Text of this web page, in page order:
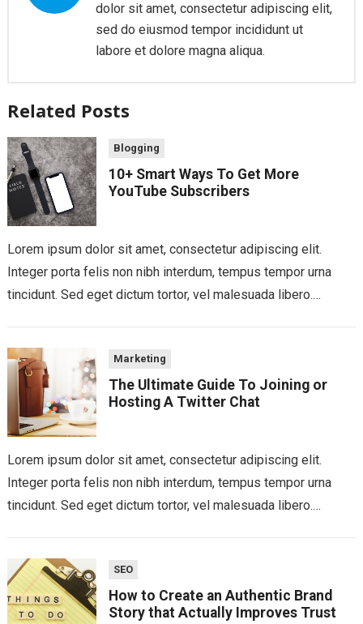
dolor sit amet, consectetur adipiscing elit,
sed do eiusmod tempor incididunt ut
labore et dolore magna aliqua.
Related Posts
Blogging
10+ Smart Ways To Get More
YouTube Subscribers
Lorem ipsum dolor sit amet, consectetur adipiscing elit.
Integer porta felis non nibh interdum, tempus tempor urna
tincidunt. Sed eget dictum tortor, vel malesuada libero.
Marketing
The Ultimate Guide To Joining or
Hosting A Twitter Chat
Lorem ipsum dolor sit amet, consectetur adipiscing elit.
Integer porta felis non nibh interdum, tempus tempor urna
tincidunt. Sed eget dictum tortor, vel malesuada libero.
SEO
How to Create an Authentic Brand
Story that Actually Improves Trust